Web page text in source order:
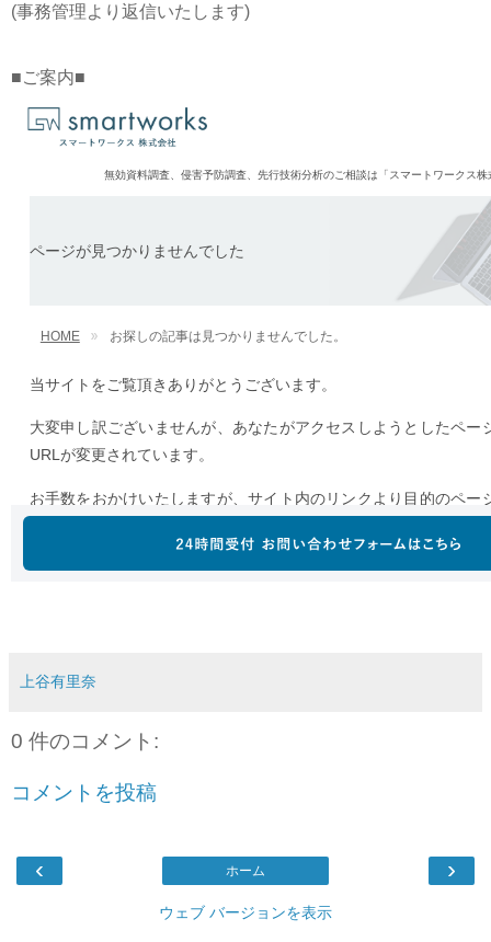
(事務管理より返信いたします)
■ご案内■
上谷有里奈
0 件のコメント:
コメントを投稿
‹ ›
ホーム
ウェブ バージョンを表示